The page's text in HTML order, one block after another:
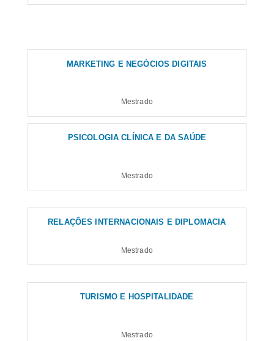
MARKETING E NEGÓCIOS DIGITAIS
Mestrado
PSICOLOGIA CLÍNICA E DA SAÚDE
Mestrado
RELAÇÕES INTERNACIONAIS E DIPLOMACIA
Mestrado
TURISMO E HOSPITALIDADE
Mestrado